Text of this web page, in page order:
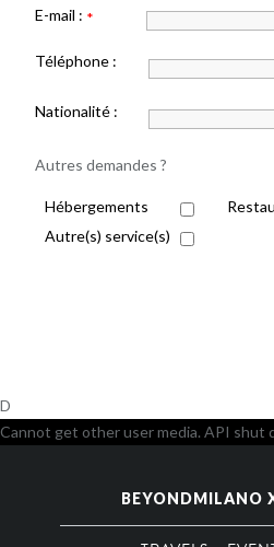
E-mail : *
Téléphone :
Nationalité :
Autres demandes ?
Hébergements
Autre(s) service(s)
D
Cannot get other user media. API shut
BEYONDMILANO